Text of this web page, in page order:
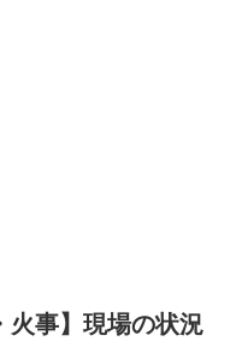
火事】現場の状況